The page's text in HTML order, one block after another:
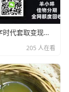
花呗在数字时代套取变现会有风险吗？
205 人在看